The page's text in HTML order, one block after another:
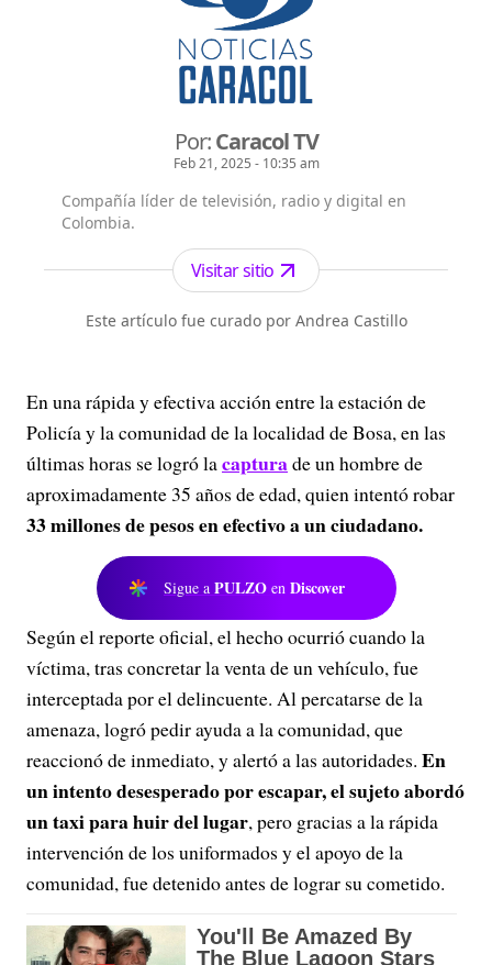
Por:Caracol TV
Feb 21, 2025 - 10:35 am
Compañía líder de televisión, radio y digital en
Colombia.
Visitar sitio
Este artículo fue curado por Andrea Castillo
En una rápida y efectiva acción entre la estación de
Policía y la comunidad de la localidad de Bosa, en las
últimas horas se logró lacapturade un hombre de
aproximadamente 35 años de edad, quien intentó robar
33 millones de pesos en efectivoa un ciudadano.
Sigue a PULZO en Discover
Según el reporte oficial, el hecho ocurrió cuando la
víctima, tras concretar la venta de un vehículo, fue
interceptada por el delincuente. Al percatarse de la
amenaza, logró pedir ayuda a la comunidad, que
reaccionó de inmediato, y alertó a las autoridades. En
un intento desesperado por escapar, el sujeto abordó
un taxi para huir del lugar, pero gracias a la rápida
intervención de los uniformados y el apoyo de la
comunidad, fue detenido antes de lograr su cometido.